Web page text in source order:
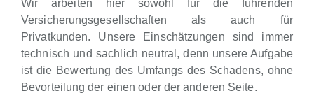
Wir arbeiten hier sowohl für die führenden
Versicherungsgesellschaften als auch für
Privatkunden. Unsere Einschätzungen sind immer
technisch und sachlich neutral, denn unsere Aufgabe
ist die Bewertung des Umfangs des Schadens, ohne
Bevorteilung der einen oder der anderen Seite.